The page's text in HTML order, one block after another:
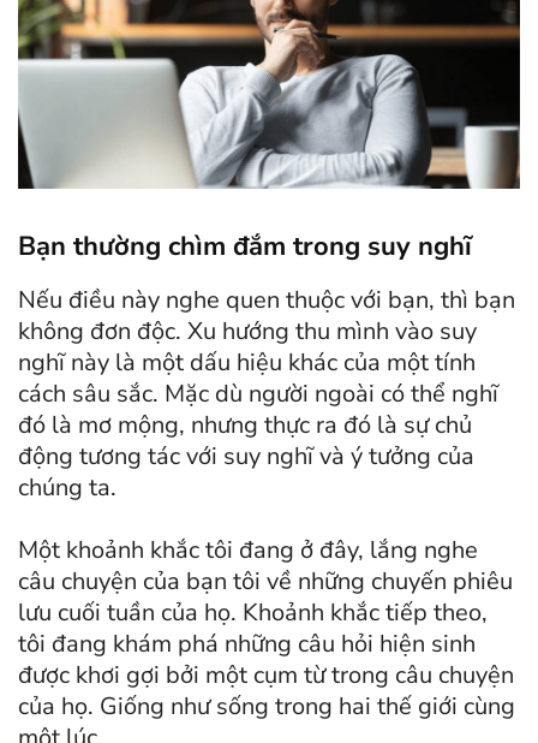
Bạn thường chìm đắm trong suy nghĩ
Nếu điều này nghe quen thuộc với bạn, thì bạn
không đơn độc. Xu hướng thu mình vào suy
nghĩ này là một dấu hiệu khác của một tính
cách sâu sắc. Mặc dù người ngoài có thể nghĩ
đó là mơ mộng, nhưng thực ra đó là sự chủ
động tương tác với suy nghĩ và ý tưởng của
chúng ta.
Một khoảnh khắc tôi đang ở đây, lắng nghe
câu chuyện của bạn tôi về những chuyến phiêu
lưu cuối tuần của họ. Khoảnh khắc tiếp theo,
tôi đang khám phá những câu hỏi hiện sinh
được khơi gợi bởi một cụm từ trong câu chuyện
của họ. Giống như sống trong hai thế giới cùng